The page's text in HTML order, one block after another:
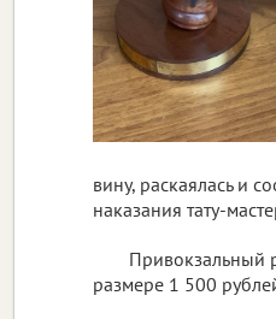
вину, раскаялась и
наказания тату-
Привокзальный
размере 1 500